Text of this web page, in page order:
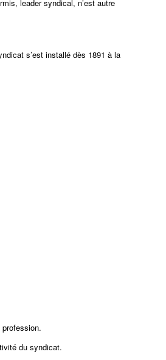
leader syndical, n’est autre
s’est installé dès 1891 à la
du syndicat.